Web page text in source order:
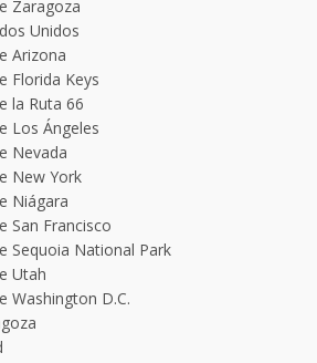
Zaragoza
Unidos
Arizona
Florida Keys
la Ruta 66
Los Ángeles
Nevada
New York
Niágara
San Francisco
Sequoia National Park
Utah
Washington D.C.